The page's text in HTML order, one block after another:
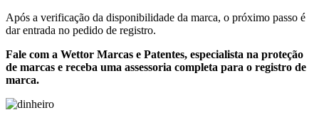
Após a verificação da disponibilidade da marca, o próximo passo é
dar entrada no pedido de registro.
Fale com a Wettor Marcas e Patentes, especialista na proteção
de marcas e receba uma assessoria completa para o registro de
marca.